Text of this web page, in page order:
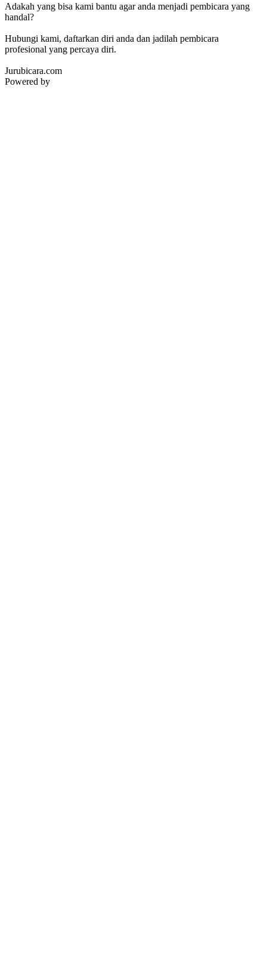
Adakah yang bisa kami bantu agar anda menjadi pembicara yang
handal?
Hubungi kami, daftarkan diri anda dan jadilah pembicara
profesional yang percaya diri.
Jurubicara.com
Powered by